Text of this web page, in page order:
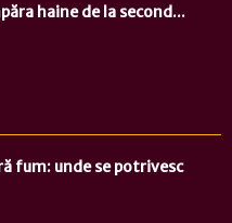
haine de la second...
fum: unde se potrivesc